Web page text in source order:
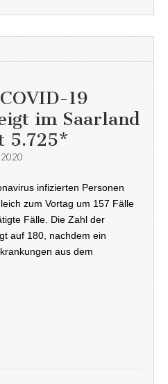
19
im Saarland
5.725*
2020
infizierten Personen
zum Vortag um 157 Fälle
Fälle. Die Zahl der
auf 180, nachdem ein
aus dem